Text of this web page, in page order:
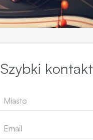
Szybki kontakt